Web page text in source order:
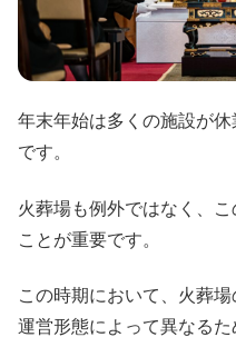
年末年始は多くの施設が
です。
火葬場も例外ではなく、
ことが重要です。
この時期において、火葬
運営形態によって異なる